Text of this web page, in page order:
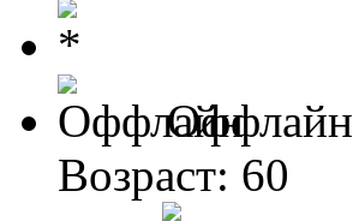
Оффлайн
Возраст: 60